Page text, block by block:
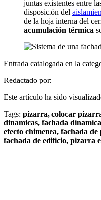
juntas existentes entre
disposición del
de la hoja interna del
acumulación térmica
Entrada catalogada en la
Redactado por:
Este artículo ha sido
Tags: pizarra, colocar
dinamicas, fachada
efecto chimenea, fachada
fachada de edificio, pizarra